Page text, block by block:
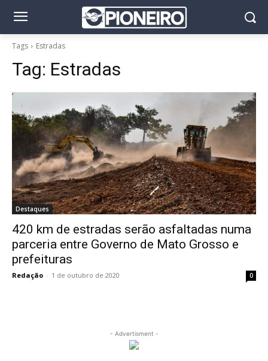
Tags Estradas
Tag: Estradas
Destaques
420 km de estradas serão asfaltadas numa
parceria entre Governo de Mato Grosso e
prefeituras
Redação - 1 de outubro de 2020 0
- Advertisment -